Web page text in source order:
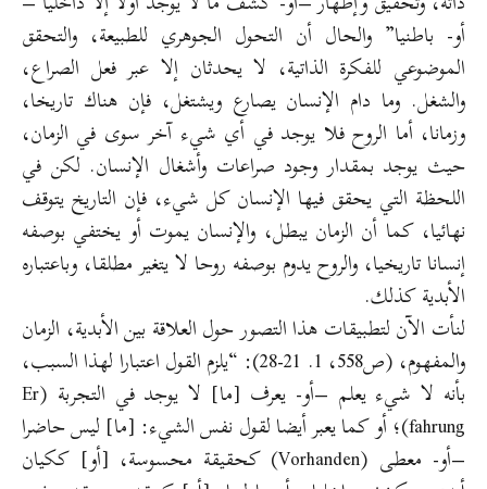
أو- باطنيا” والحال أن التحول الجوهري للطبيعة، والتحقق
الموضوعي للفكرة الذاتية، لا يحدثان إلا عبر فعل الصراع،
والشغل. وما دام الإنسان يصارع ويشتغل، فإن هناك تاريخا،
وزمانا، أما الروح فلا يوجد في أي شيء آخر سوى في الزمان،
حيث يوجد بمقدار وجود صراعات وأشغال الإنسان. لكن في
اللحظة التي يحقق فيها الإنسان كل شيء، فإن التاريخ يتوقف
نهائيا، كما أن الزمان يبطل، والإنسان يموت أو يختفي بوصفه
إنسانا تاريخيا، والروح يدوم بوصفه روحا لا يتغير مطلقا، وباعتباره
الأبدية كذلك.
لنأت الآن لتطبيقات هذا التصور حول العلاقة بين الأبدية، الزمان
والمفهوم، (ص558، 1. 21-28): “يلزم القول اعتبارا لهذا السبب،
بأنه لا شيء يعلم –أو- يعرف [ما] لا يوجد في التجربة (Er
fahrung)؛ أو كما يعبر أيضا لقول نفس الشيء: [ما] ليس حاضرا
–أو- معطى (Vorhanden) كحقيقة محسوسة، [أو] ككيان